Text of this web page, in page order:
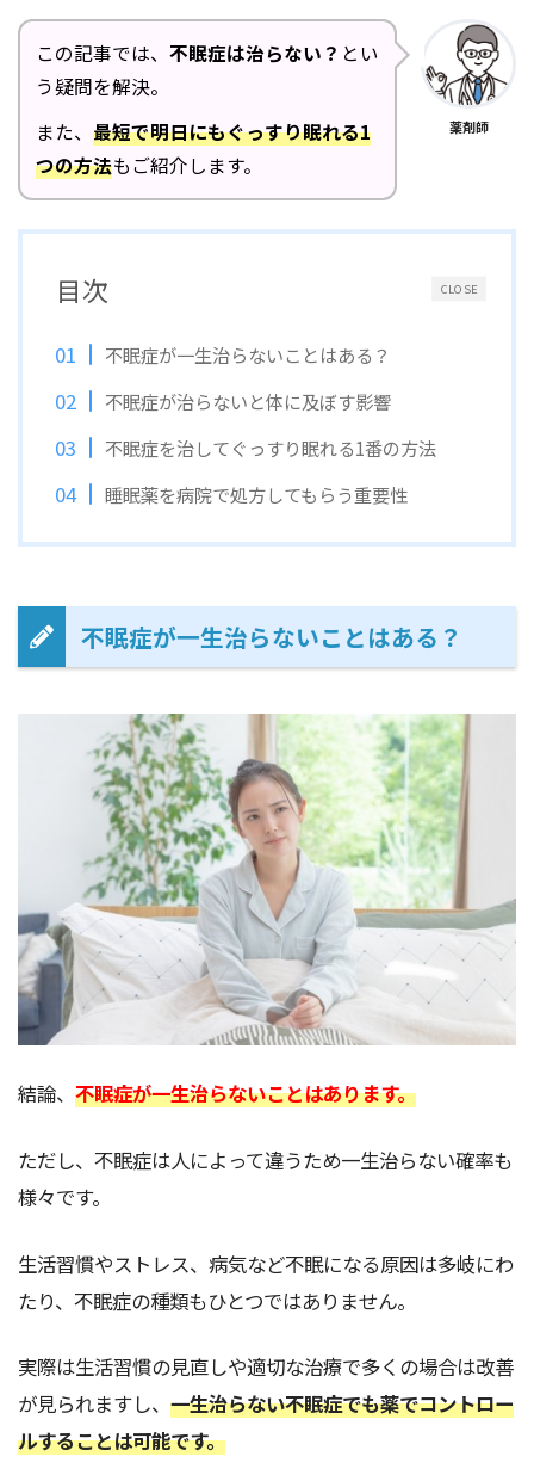
この記事では、 不眠症は治らない？ とい
う疑問を解決。
また、 最短で明日にもぐっすり眠れる1
つの方法もご紹介します。
薬剤師
CLOSE
目次
不眠症が一生治らないことはある？
不眠症が治らないと体に及ぼす影響
不眠症を治してぐっすり眠れる1番の方法
睡眠薬を病院で処方してもらう重要性
不眠症が一生治らないことはある？
結論、 不眠症が一生治らないことはあります。
ただし、不眠症は人によって違うため一生治らない確率も
様々です。
生活習慣やストレス、病気など不眠になる原因は多岐にわ
たり、不眠症の種類もひとつではありません。
実際は生活習慣の見直しや適切な治療で多くの場合は改善
が見られますし、 一生治らない不眠症でも薬でコントロー
ルすることは可能です。